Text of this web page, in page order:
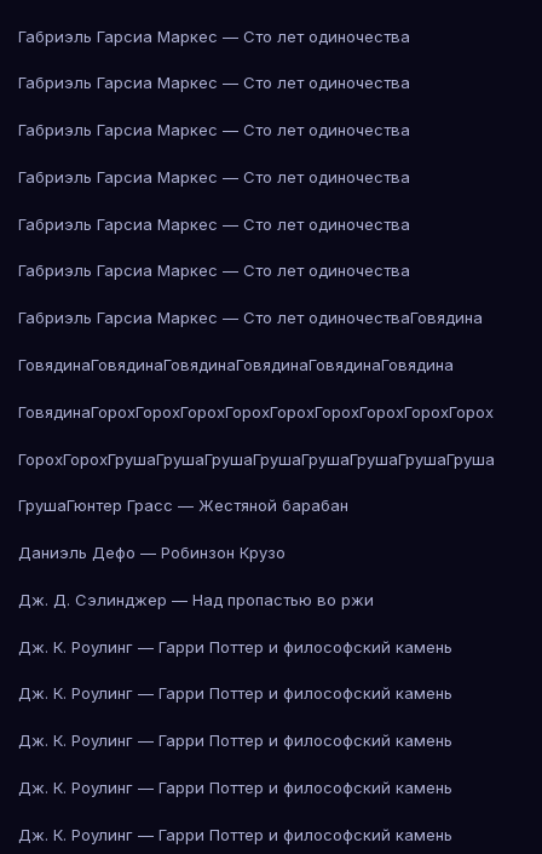
Габриэль Гарсиа Маркес — Сто лет одиночества
Габриэль Гарсиа Маркес — Сто лет одиночества
Габриэль Гарсиа Маркес — Сто лет одиночества
Габриэль Гарсиа Маркес — Сто лет одиночества
Габриэль Гарсиа Маркес — Сто лет одиночества
Габриэль Гарсиа Маркес — Сто лет одиночества
Габриэль Гарсиа Маркес — Сто лет одиночестваГовядина
ГовядинаГовядинаГовядинаГовядинаГовядинаГовядина
ГовядинаГорохГорохГорохГорохГорохГорохГорохГорохГорох
ГорохГорохГрушаГрушаГрушаГрушаГрушаГрушаГрушаГруша
ГрушаГюнтер Грасс — Жестяной барабан
Даниэль Дефо — Робинзон Крузо
Дж. Д. Сэлинджер — Над пропастью во ржи
Дж. К. Роулинг — Гарри Поттер и философский камень
Дж. К. Роулинг — Гарри Поттер и философский камень
Дж. К. Роулинг — Гарри Поттер и философский камень
Дж. К. Роулинг — Гарри Поттер и философский камень
Дж. К. Роулинг — Гарри Поттер и философский камень